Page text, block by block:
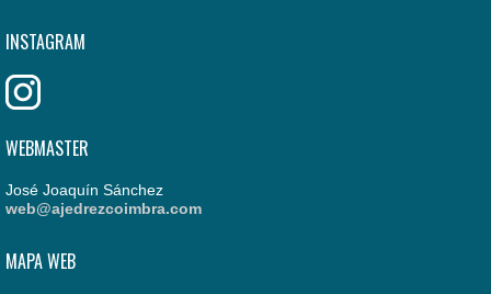
INSTAGRAM
WEBMASTER
José Joaquín Sánchez
web@ajedrezcoimbra.com
MAPA WEB